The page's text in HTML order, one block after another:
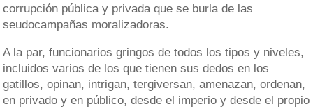
corrupción pública y privada que se burla de las
seudocampañas moralizadoras.
A la par, funcionarios gringos de todos los tipos y niveles,
incluidos varios de los que tienen sus dedos en los
gatillos, opinan, intrigan, tergiversan, amenazan, ordenan,
en privado y en público, desde el imperio y desde el propio